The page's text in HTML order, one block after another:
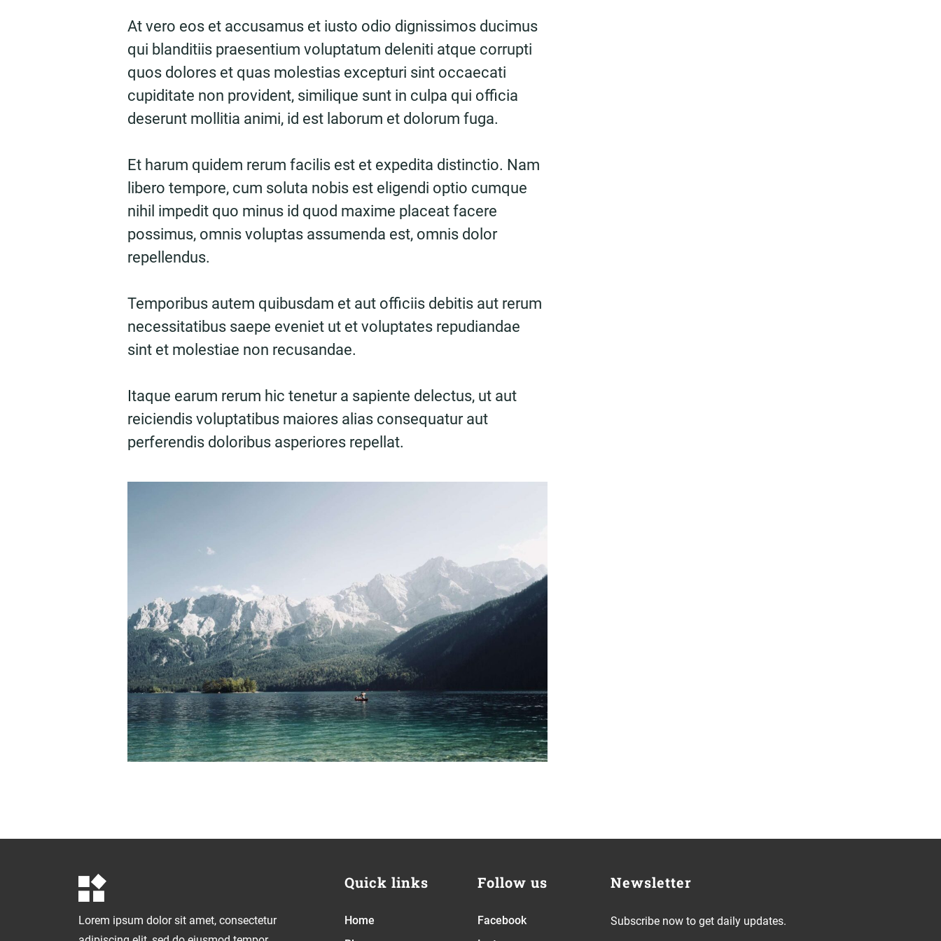
At vero eos et accusamus et iusto odio dignissimos ducimus
qui blanditiis praesentium voluptatum deleniti atque corrupti
quos dolores et quas molestias excepturi sint occaecati
cupiditate non provident, similique sunt in culpa qui officia
deserunt mollitia animi, id est laborum et dolorum fuga.
Et harum quidem rerum facilis est et expedita distinctio. Nam
libero tempore, cum soluta nobis est eligendi optio cumque
nihil impedit quo minus id quod maxime placeat facere
possimus, omnis voluptas assumenda est, omnis dolor
repellendus.
Temporibus autem quibusdam et aut officiis debitis aut rerum
necessitatibus saepe eveniet ut et voluptates repudiandae
sint et molestiae non recusandae.
Itaque earum rerum hic tenetur a sapiente delectus, ut aut
reiciendis voluptatibus maiores alias consequatur aut
perferendis doloribus asperiores repellat.
Lorem ipsum dolor sit amet, consectetur
Quick links
Home
Follow us
Facebook
Newsletter
Subscribe now to get daily updates.